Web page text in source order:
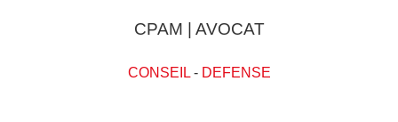
CPAM | AVOCAT
CONSEIL- DEFENSE